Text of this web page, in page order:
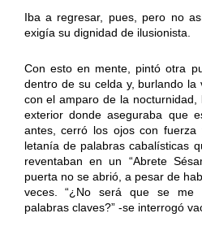
Iba a regresar, pues, pero no
exigía su dignidad de ilusionista.
Con esto en mente, pintó otra
dentro de su celda y, burlando la
con el amparo de la
exterior donde aseguraba que
antes, cerró los ojos con
letanía de palabras cabalísticas
reventaban en un “Abrete
puerta no se abrió, a pesar de
veces. “¿No será que se
palabras claves?” -se interrogó